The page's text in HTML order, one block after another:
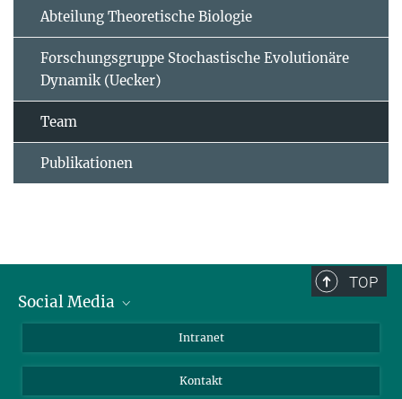
Abteilung Theoretische Biologie
Forschungsgruppe Stochastische Evolutionäre
Dynamik (Uecker)
Team
Publikationen
TOP
Social Media
Intranet
Kontakt